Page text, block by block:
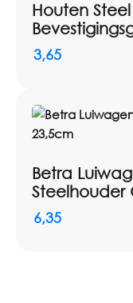
Houten
3,65
Betra
Steelhouder
6,35